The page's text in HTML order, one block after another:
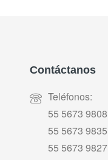
Contáctanos
Teléfonos:
55 5673 9808
55 5673 9835
55 5673 9827